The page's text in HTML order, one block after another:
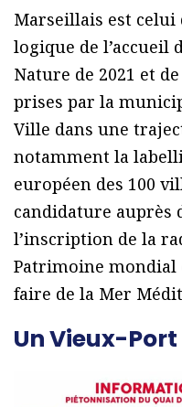
Marseillais est celui
logique de l’accueil
Nature de 2021 et
prises par la
Ville dans une
notamment la
européen des 100
candidature auprès
l’inscription de la
Patrimoine mondial
faire de la Mer
Un Vieux-